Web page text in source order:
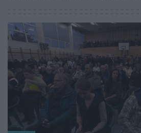
– fórumra már el sem ment a
képviselője, ahogy Sóskút